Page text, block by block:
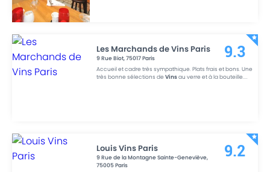
Les Marchands de Vins Paris
9 Rue Biot,75017Paris
Accueil et cadre très sympathique. Plats frais et bons. Une
très bonne sélections deVinsau verre et à la bouteille....
9.3
Louis Vins Paris
9 Rue de la Montagne Sainte-Geneviève,
75005Paris
9.2